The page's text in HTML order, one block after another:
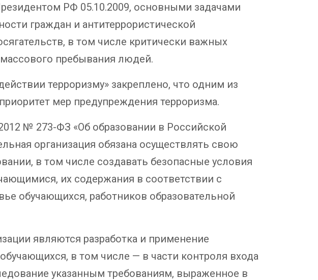
РФ 05.10.2009, основными задачами
граждан и антитеррористической
в том числе критически важных
пребывания людей.
терроризму» закреплено, что одним из
мер предупреждения терроризма.
№ 273-ФЗ «Об образовании в Российской
организация обязана осуществлять свою
в том числе создавать безопасные условия
их содержания в соответствии с
обучающихся, работников образовательной
являются разработка и применение
в том числе — в части контроля входа
указанным требованиям, выраженное в